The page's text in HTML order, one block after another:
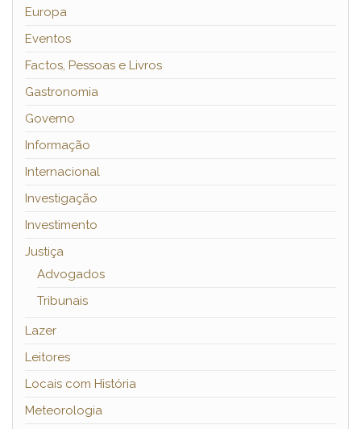
Europa
Eventos
Factos, Pessoas e Livros
Gastronomia
Governo
Informação
Internacional
Investigação
Investimento
Justiça
Advogados
Tribunais
Lazer
Leitores
Locais com História
Meteorologia